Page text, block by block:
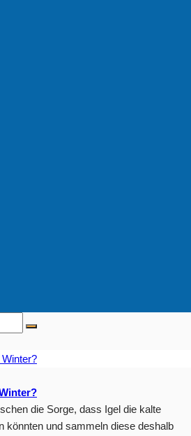
die Sorge, dass Igel die kalte
könnten und sammeln diese deshalb